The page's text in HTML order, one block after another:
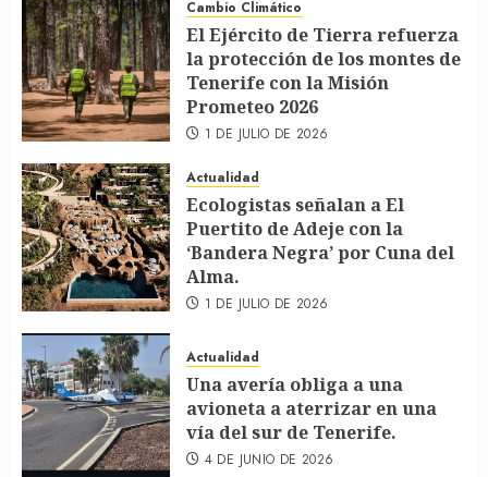
Cambio Climático
El Ejército de Tierra refuerza
la protección de los montes de
Tenerife con la Misión
Prometeo 2026
1 DE JULIO DE 2026
Actualidad
Ecologistas señalan a El
Puertito de Adeje con la
‘Bandera Negra’ por Cuna del
Alma.
1 DE JULIO DE 2026
Actualidad
Una avería obliga a una
avioneta a aterrizar en una
vía del sur de Tenerife.
4 DE JUNIO DE 2026